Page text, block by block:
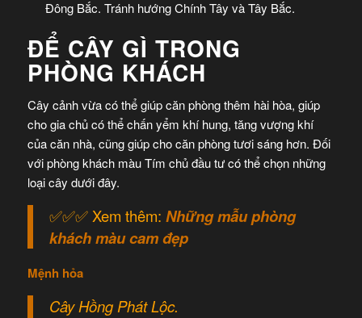
Đông Bắc. Tránh hướng Chính Tây và Tây Bắc.
ĐỂ CÂY GÌ TRONG
PHÒNG KHÁCH
Cây cảnh vừa có thể giúp căn phòng thêm hài hòa, giúp
cho gia chủ có thể chấn yểm khí hung, tăng vượng khí
của căn nhà, cũng giúp cho căn phòng tươi sáng hơn. Đối
với phòng khách màu Tím chủ đầu tư có thể chọn những
loại cây dưới đây.
✅✅✅ Xem thêm: Những mẫu phòng
khách màu cam đẹp
Mệnh hỏa
Cây Hồng Phát Lộc.